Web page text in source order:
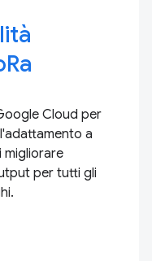
Cloud per
a
migliorare
per tutti gli